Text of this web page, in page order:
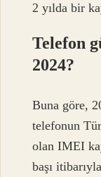
2 yılda bir
Telefon
2024?
Buna göre,
telefonun
olan IMEI
başı